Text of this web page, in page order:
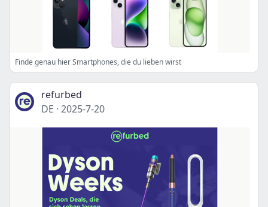
Finde genau hier Smartphones, die du lieben wirst
refurbed
DE · 2025-7-20